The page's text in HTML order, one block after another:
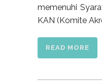
memenuhi
KAN (Komite
READ MORE